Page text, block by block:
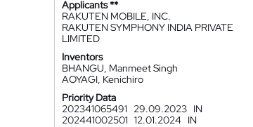
Applicants **
RAKUTEN MOBILE, INC.
RAKUTEN SYMPHONY INDIA PRIVATE
LIMITED
Inventors
BHANGU, Manmeet Singh
AOYAGI, Kenichiro
Priority Data
202341065491
29.09.2023 IN
202441002501 12.01.2024 IN